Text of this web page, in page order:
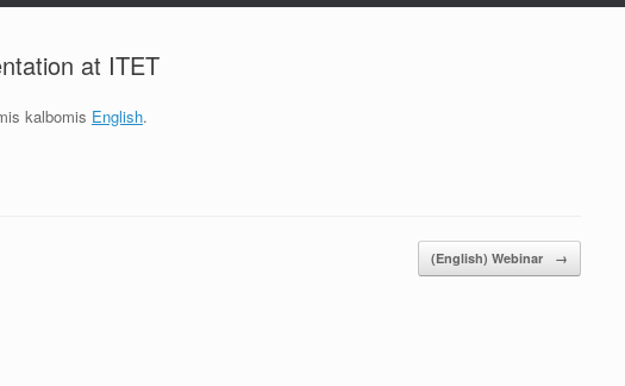
at ITET
kalbomis English.
(English) Webinar →